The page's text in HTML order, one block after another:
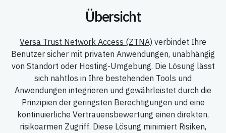
Übersicht
Versa Trust Network Access (ZTNA) verbindet Ihre
Benutzer sicher mit privaten Anwendungen, unabhängig
von Standort oder Hosting-Umgebung. Die Lösung lässt
sich nahtlos in Ihre bestehenden Tools und
Anwendungen integrieren und gewährleistet durch die
Prinzipien der geringsten Berechtigungen und eine
kontinuierliche Vertrauensbewertung einen direkten,
risikoarmen Zugriff. Diese Lösung minimiert Risiken,